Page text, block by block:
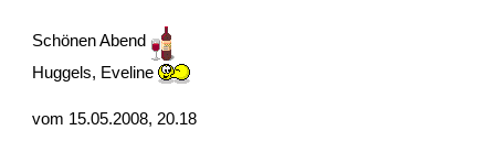
Schönen Abend
Huggels, Eveline
vom 15.05.2008, 20.18